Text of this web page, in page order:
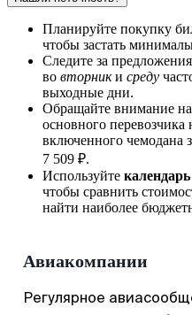
Планируйте покупку
чтобы застать
Следите за
во вторники среду
выходные дни.
Обращайте внимание
основного
включенного чемодана
7 509 ₽.
Используйте
чтобы сравнить
найти наиболее
Авиакомпании
Регулярное